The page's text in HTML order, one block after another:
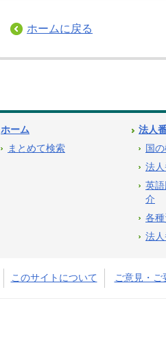
ホームに戻る
ホーム
まとめて検索
法人
国
法
英
介
各
法
このサイトについて ご意見・ご